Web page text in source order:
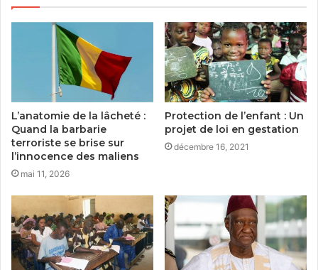
L’anatomie de la lâcheté :
Quand la barbarie
terroriste se brise sur
l’innocence des maliens
mai 11, 2026
Protection de l’enfant : Un
projet de loi en gestation
décembre 16, 2021